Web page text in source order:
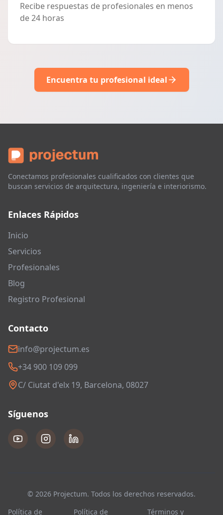
Recibe respuestas de profesionales en menos
de 24 horas
Encuentra tu profesional ideal
Conectamos profesionales cualificados con clientes que
buscan servicios de arquitectura, ingeniería e interiorismo.
Enlaces Rápidos
Inicio
Servicios
Profesionales
Blog
Registro Profesional
Contacto
info@projectum.es
+34 900 109 099
C/ Ciutat d'elx 19, Barcelona, 08027
Síguenos
© 2026 Projectum. Todos los derechos reservados.
Política de
Política de Términos y